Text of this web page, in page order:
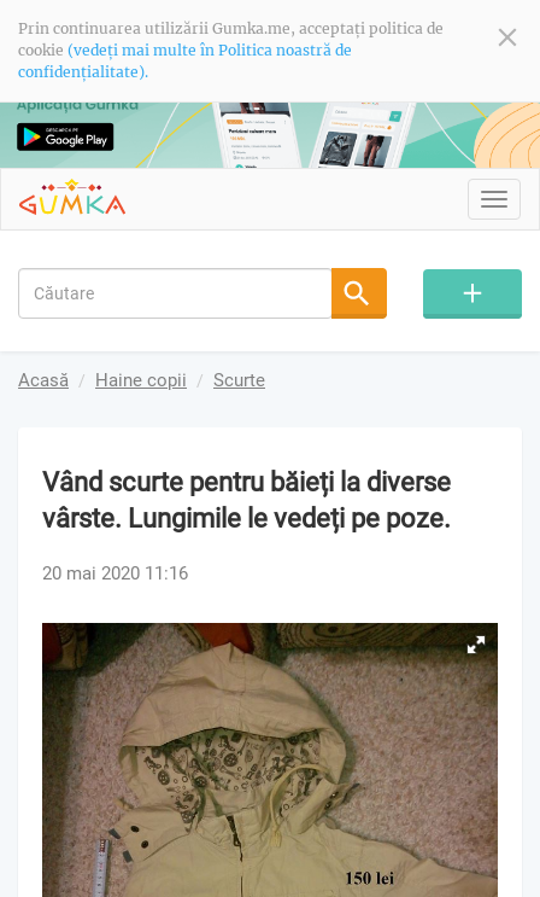
Prin continuarea utilizării Gumka.me, acceptați politica de
cookie (vedeți mai multe în Politica noastră de
confidențialitate).
Acasă Haine copii Scurte
Vând scurte pentru băieți la diverse
vârste. Lungimile le vedeți pe poze.
20 mai 2020 11:16